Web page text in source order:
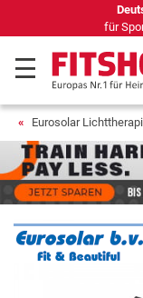
für
Eurosolar